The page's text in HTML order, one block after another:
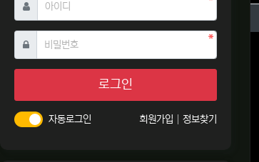
비밀번호필수
로그인
자동로그인 회원가입 정보찾기